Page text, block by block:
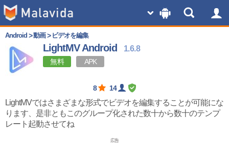
Android 動画 ビデオを編集
LightMV Android 1.6.8
無料 APK
8 14
LightMVではさまざまな形式でビデオを編集することが可能にな
ります、是非ともこのグループ化された数十から数十のテンプ
レート起動させてね
広告